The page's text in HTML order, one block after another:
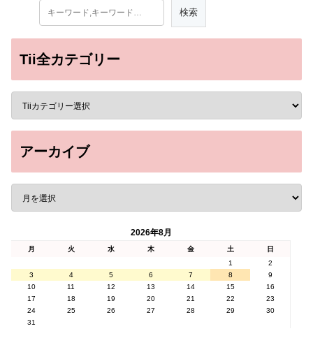
Tii全カテゴリー
アーカイブ
2026年8月
月 火 水 木 金 土
日
1
2
3
4 5 6 7 8
9
10
11 12 13 14 15
16
17
18 19 20 21 22
23
24
25 26 27 28 29
30
31